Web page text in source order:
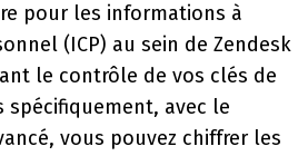
pour les informations à
(ICP) au sein de Zendesk
le contrôle de vos clés de
spécifiquement, avec le
vous pouvez chiffrer les